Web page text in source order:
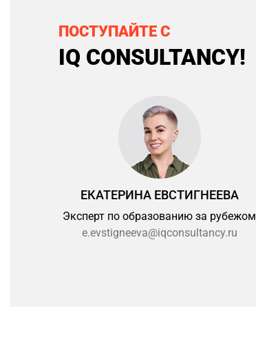
ПОСТУПАЙТЕ С
IQ CONSULTANCY!
ЕКАТЕРИНА ЕВСТИГНЕЕВА
Эксперт по образованию за рубежом
e.evstigneeva@iqconsultancy.ru